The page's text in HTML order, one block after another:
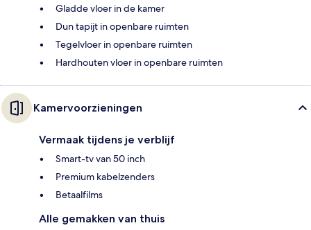
Gladde vloer in de kamer
Dun tapijt in openbare ruimten
Tegelvloer in openbare ruimten
Hardhouten vloer in openbare ruimten
Kamervoorzieningen
Vermaak tijdens je verblijf
Smart-tv van 50 inch
Premium kabelzenders
Betaalfilms
Alle gemakken van thuis